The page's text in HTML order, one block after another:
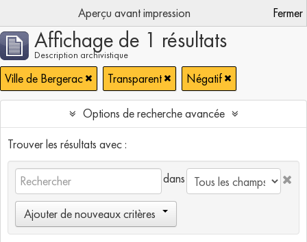
Aperçu avant impression Fermer
Affichage de 1 résultats
Description archivistique
Ville de Bergerac Transparent Négatif
Options de recherche avancée
Trouver les résultats avec :
dans
Ajouter de nouveaux critères